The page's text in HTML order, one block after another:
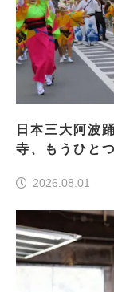
日本三大阿波
寺、もうひと
2026.08.01